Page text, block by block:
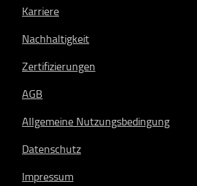
Karriere
Nachhaltigkeit
Zertifizierungen
AGB
Allgemeine Nutzungsbedingung
Datenschutz
Impressum